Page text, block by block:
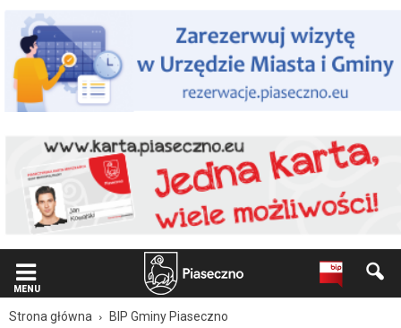
użytkowników
czytników
ekranowych Znajdujesz
się
podstronie
sprawie
budowy
Działkowej
Oficjalna
strona
MENU
Strona główna BIP Gminy Piaseczno